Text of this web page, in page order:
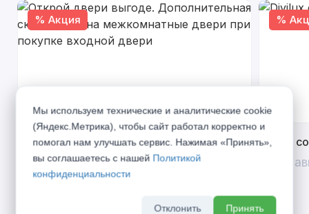
% Акция
Открой двери выгоде. Дополнительная
скидка 10% на межкомнатные двери при
покупке входной двери
%
Divilux
До 31
Мы используем технические и аналитические cookie
(Яндекс.Метрика), чтобы сайт работал корректно и
помогал нам улучшать сервис. Нажимая «Принять»,
вы соглашаетесь с нашей Политикой
конфиденциальности
Отклонить Принять